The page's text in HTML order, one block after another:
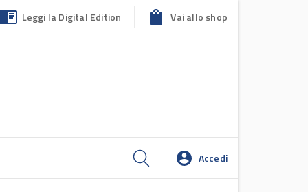
Leggi la Digital Edition Vai allo shop
Accedi